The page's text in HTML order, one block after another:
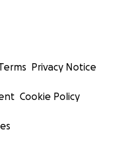
Privacy Notice
Cookie Policy